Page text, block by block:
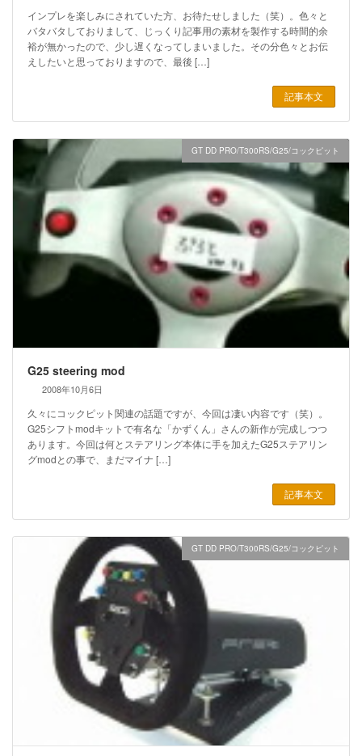
インプレを楽しみにされていた方、お待たせしました（笑）。色々と
バタバタしておりまして、じっくり記事用の素材を製作する時間的余
裕が無かったので、少し遅くなってしまいました。その分色々とお伝
えしたいと思っておりますので、最後 […]
記事本文
GT DD PRO/T300RS/G25/コックピット
G25 steering mod
2008年10月6日
久々にコックピット関連の話題ですが、今回は凄い内容です（笑）。
G25シフトmodキットで有名な「かずくん」さんの新作が完成しつつ
あります。今回は何とステアリング本体に手を加えたG25ステアリン
グmodとの事で、まだマイナ […]
記事本文
GT DD PRO/T300RS/G25/コックピット